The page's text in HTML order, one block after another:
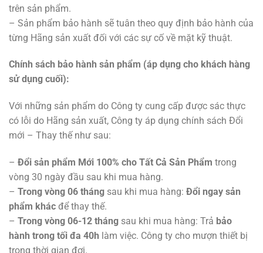
trên sản phẩm.
– Sản phẩm bảo hành sẽ tuân theo quy định bảo hành của
từng Hãng sản xuất đối với các sự cố về mặt kỹ thuật.
Chính sách bảo hành sản phẩm (áp dụng cho khách hàng
sử dụng cuối):
Với những sản phẩm do Công ty cung cấp được sác thực
có lỗi do Hãng sản xuất, Công ty áp dụng chính sách Đổi
mới – Thay thế như sau:
– Đổi sản phẩm Mới 100% cho Tất Cả Sản Phẩm trong
vòng 30 ngày đầu sau khi mua hàng.
– Trong vòng 06 tháng sau khi mua hàng: Đổi ngay sản
phẩm khác để thay thế.
– Trong vòng 06-12 tháng sau khi mua hàng: Trả bảo
hành trong tối đa 40h làm việc. Công ty cho mượn thiết bị
trong thời gian đợi.